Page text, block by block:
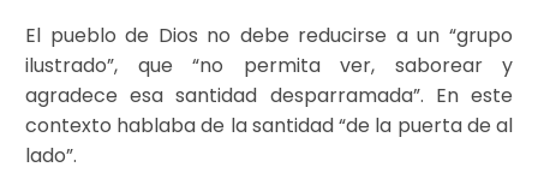
El pueblo de Dios no debe reducirse a un “grupo
ilustrado”, que “no permita ver, saborear y
agradece esa santidad desparramada”. En este
contexto hablaba de la santidad “de la puerta de al
lado”.